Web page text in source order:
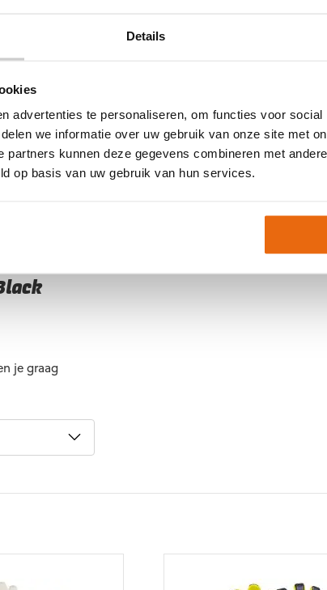
Details
advertenties te personaliseren, om functies voor
we informatie over uw gebruik van onze site met
partners kunnen deze gegevens combineren met
op basis van uw gebruik van hun services.
de volgende
zijn.
je graag
Nieuw,Ondergrond,
Keepershandschoenen